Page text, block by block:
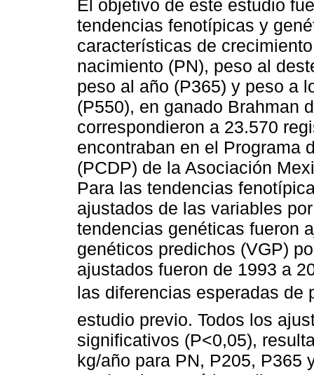
El objetivo de este estudio
tendencias fenotípicas y
características de
nacimiento (PN), peso al
peso al año (P365) y peso a
(P550), en ganado Brahman
correspondieron a 23.570
encontraban en el Programa
(PCDP) de la Asociación
Para las tendencias
ajustados de las variables
tendencias genéticas fueron
genéticos predichos (VGP)
ajustados fueron de 1993 a
las diferencias esperadas de
estudio previo. Todos los
significativos (P<0,05),
kg/año para PN, P205, P365